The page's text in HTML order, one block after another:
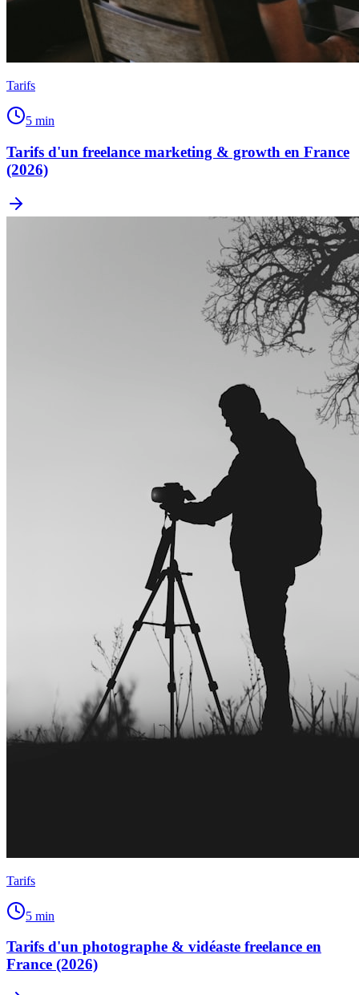
Tarifs
5 min
Tarifs d'un freelance marketing & growth en France
(2026)
Tarifs
5 min
Tarifs d'un photographe & vidéaste freelance en
France (2026)